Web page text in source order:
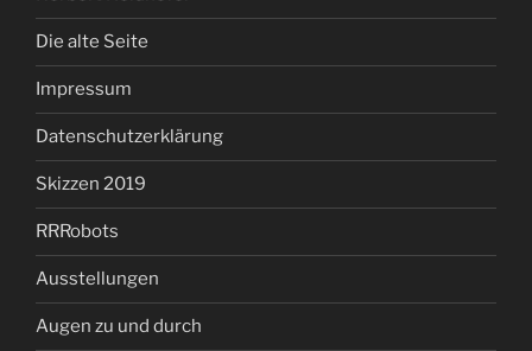
Die alte Seite
Impressum
Datenschutzerklärung
Skizzen 2019
RRRobots
Ausstellungen
Augen zu und durch